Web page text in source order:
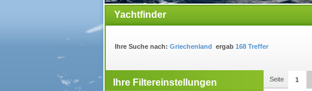
Yachtcharter: Die günstigsten Charteryachten auf yachten-online
Yachtfinder
Ihre Suche nach: Griechenland ergab 168 Treffer
Seite 1
Ihre Filtereinstellungen